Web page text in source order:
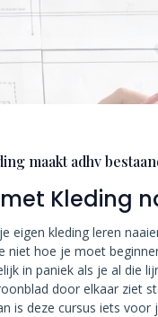
maakt adhv
Kleding
eigen kleding leren
niet hoe je moet
in paniek als je al die
door elkaar ziet
is deze cursus iets voor